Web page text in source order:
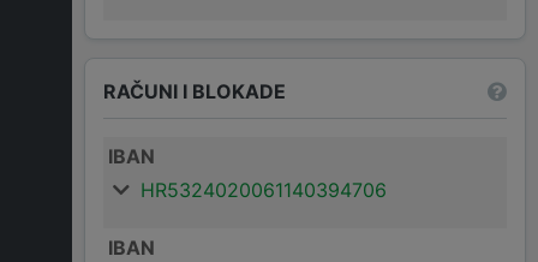
RAČUNI I BLOKADE
IBAN
HR5324020061140394706
IBAN